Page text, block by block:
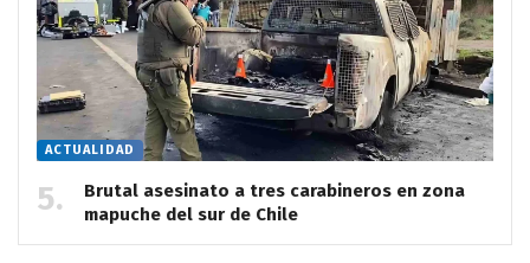
ACTUALIDAD
Brutal asesinato a tres carabineros en zona
mapuche del sur de Chile